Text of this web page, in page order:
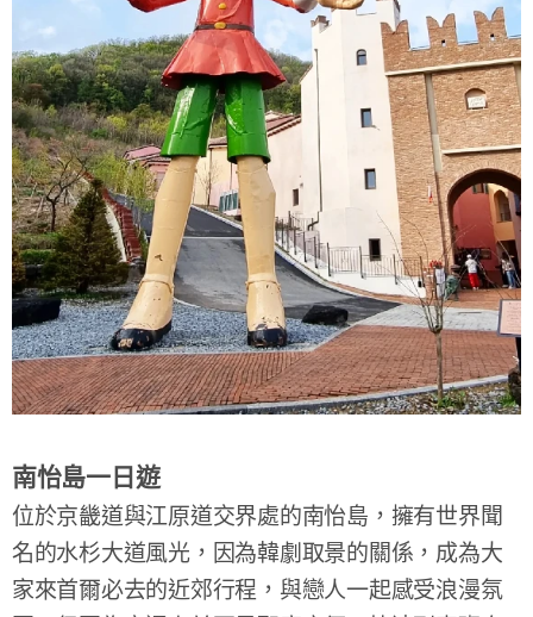
南怡島一日遊
位於京畿道與江原道交界處的南怡島，擁有世界聞
名的水杉大道風光，因為韓劇取景的關係，成為大
家來首爾必去的近郊行程，與戀人一起感受浪漫氛